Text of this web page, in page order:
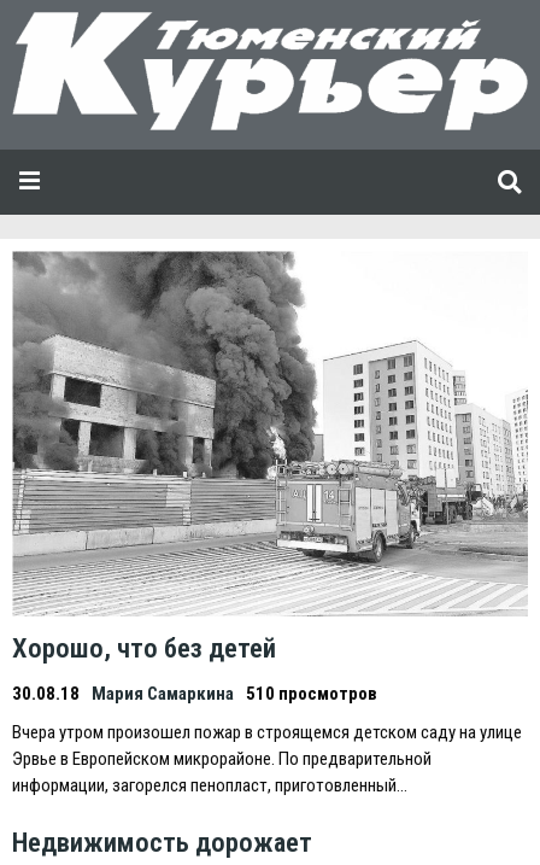
Хорошо, что без детей
30.08.18 Мария Самаркина 510 просмотров
Вчера утром произошел пожар в строящемся детском саду на улице
Эрвье в Eвропейском микрорайоне. По предварительной
информации, загорелся пенопласт, приготовленный…
Недвижимость дорожает